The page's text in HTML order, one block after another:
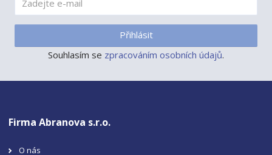
Přihlásit
Souhlasím se zpracováním osobních údajů.
Firma Abranova s.r.o.
O nás